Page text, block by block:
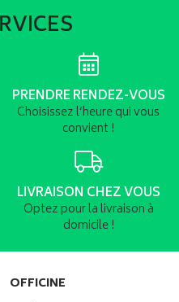
PRENDRE RENDEZ-VOUS
Choisissez l’heure qui vous
convient !
LIVRAISON CHEZ VOUS
Optez pour la livraison à
domicile !
OFFICINE